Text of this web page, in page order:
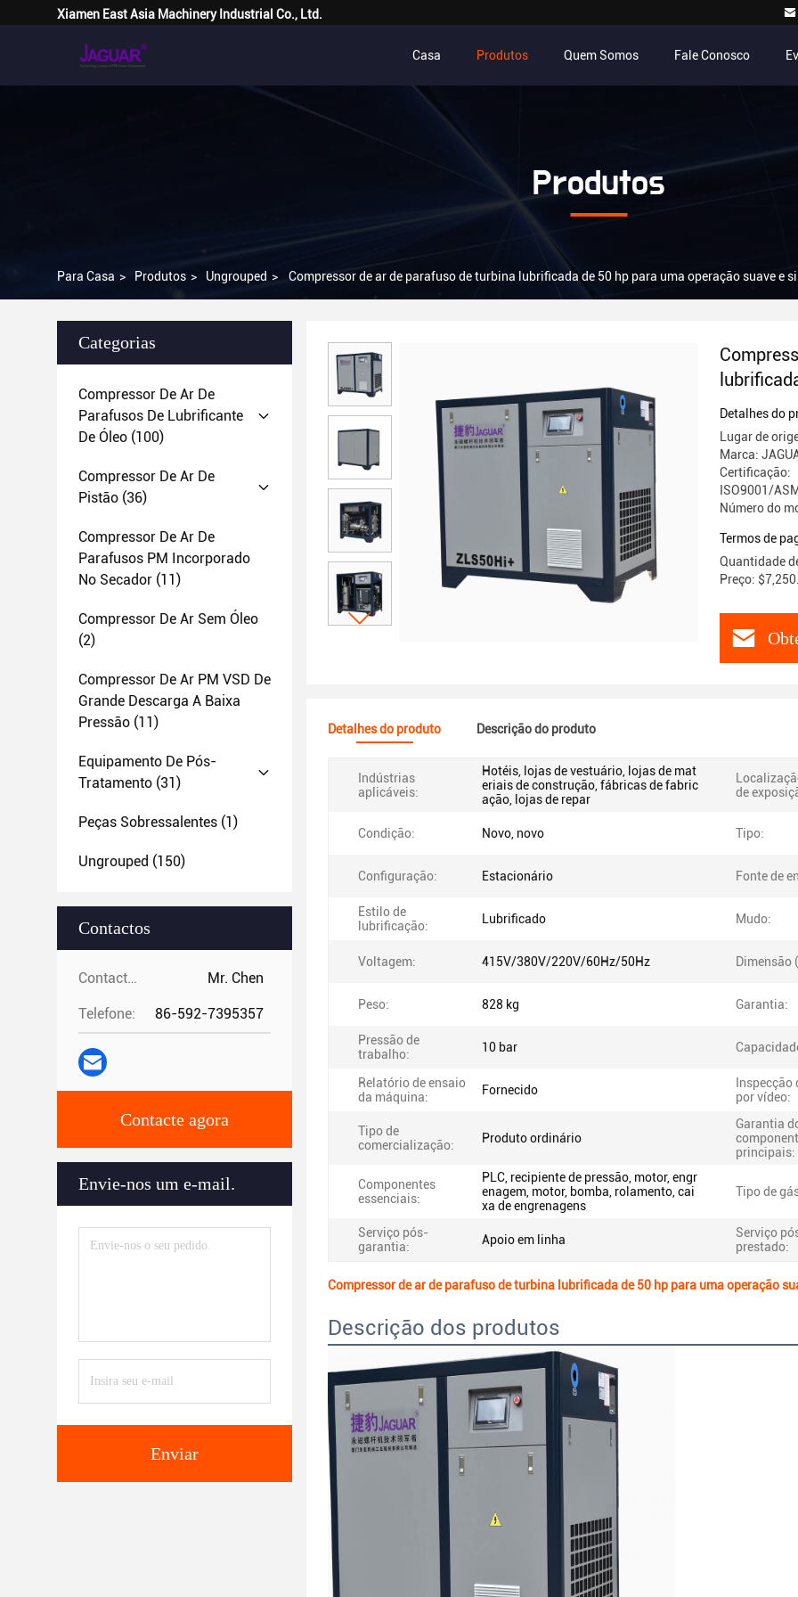
Xiamen East Asia Machinery Industrial Co., Ltd.
Casa Produtos Quem Somos Fale Conosco
Produtos
Para Casa > Produtos > Ungrouped > Compressor de ar de parafuso de turbina lubrificada de 50 hp para uma operação suave e
Categorias
Compressor De Ar De
Parafusos De Lubrificante
De Óleo (100)
Compressor De Ar De
Pistão (36)
Compressor De Ar De
Parafusos PM Incorporado
No Secador (11)
Compressor De Ar Sem Óleo
(2)
Compressor De Ar PM VSD De
Grande Descarga A Baixa
Pressão (11)
Equipamento De Pós-
Tratamento (31)
Peças Sobressalentes (1)
Ungrouped (150)
Contactos
Contactos: Mr. Chen
Telefone: 86-592-7395357
Contacte agora
Envie-nos um e-mail.
Enviar
Detalhes do
Lugar de
Marca:
Certificação:
ISO9001/
Número do
Termos de
Quantidade
Preço:
Detalhes do produto Descrição do produto
Indústrias
aplicáveis:
Hotéis, lojas de vestuário, lojas de mat
eriais de construção, fábricas de fabric
ação, lojas de repar
de
Condição: Novo, novo Tipo:
Configuração: Estacionário Fonte de
Estilo de
lubrificação:
Lubrificado Mudo:
Voltagem: 415V/380V/220V/60Hz/50Hz Dimensão
Peso: 828 kg Garantia:
Pressão de
trabalho:
10 bar
Relatório de ensaio
da máquina:
Fornecido
Inspecção
por vídeo:
Tipo de
comercialização:
Produto ordinário
Garantia
principais:
Componentes
essenciais:
PLC, recipiente de pressão, motor, engr
enagem, motor, bomba, rolamento, cai
xa de engrenagens
Tipo de
Serviço pós-
garantia:
Apoio em linha
Serviço
prestado:
Compressor de ar de parafuso de turbina lubrificada de 50 hp para uma operação
Descrição dos produtos